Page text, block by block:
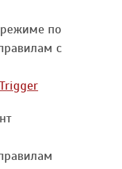
по
с